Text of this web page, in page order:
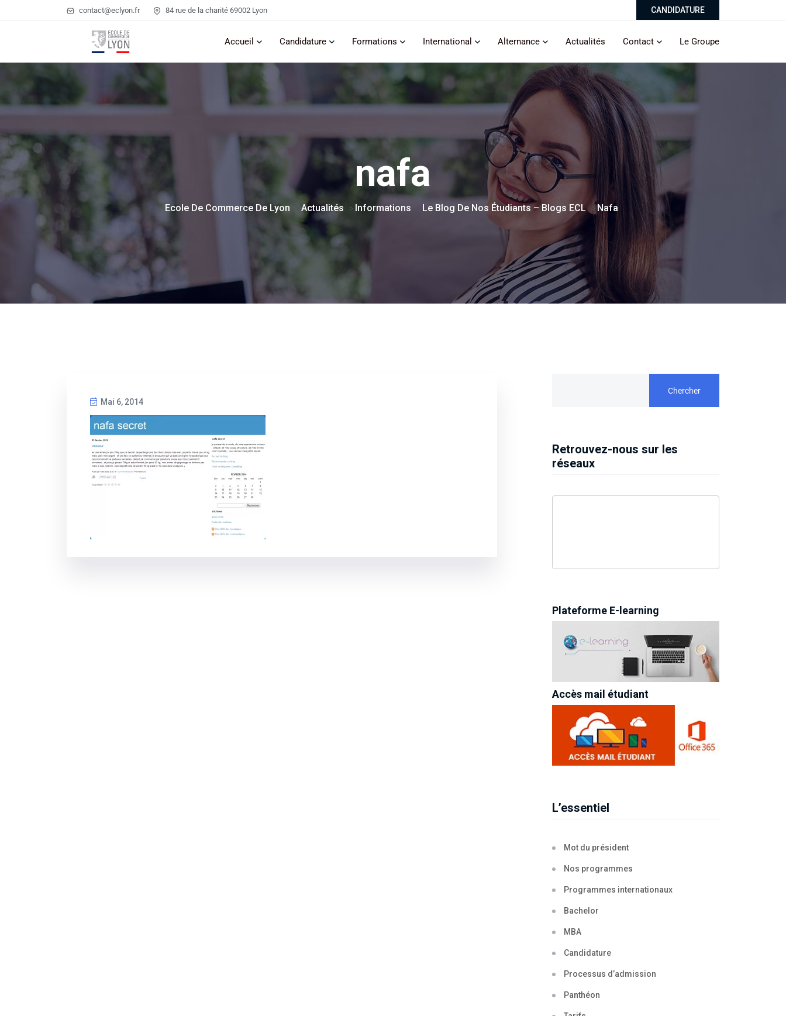
contact@eclyon.fr 84 rue de la charité 69002 Lyon CANDIDATURE
Accueil Candidature Formations International Alternance Actualités Contact Le Groupe
nafa
Ecole De Commerce De Lyon Actualités > Informations Le Blog De Nos Étudiants – Blogs ECL >Nafa
Mai 6, 2014
Chercher
Retrouvez-nous sur les
réseaux
Plateforme E-learning
Accès mail étudiant
L’essentiel
Mot du président
Nos programmes
Programmes internationaux
Bachelor
MBA
Candidature
Processus d’admission
Panthéon